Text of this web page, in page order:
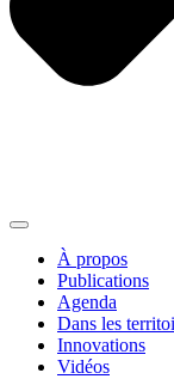
À propos
Publications
Agenda
Dans les
Innovations
Vidéos